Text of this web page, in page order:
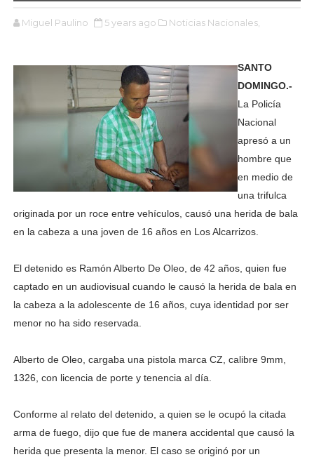
Miguel Paulino 5 years ago Noticias Nacionales,
SANTO
DOMINGO.-
La Policía
Nacional
apresó a un
hombre que
en medio de
una trifulca
originada por un roce entre vehículos, causó una herida de bala
en la cabeza a una joven de 16 años en Los Alcarrizos.
El detenido es Ramón Alberto De Oleo, de 42 años, quien fue
captado en un audiovisual cuando le causó la herida de bala en
la cabeza a la adolescente de 16 años, cuya identidad por ser
menor no ha sido reservada.
Alberto de Oleo, cargaba una pistola marca CZ, calibre 9mm,
1326, con licencia de porte y tenencia al día.
Conforme al relato del detenido, a quien se le ocupó la citada
arma de fuego, dijo que fue de manera accidental que causó la
herida que presenta la menor. El caso se originó por un